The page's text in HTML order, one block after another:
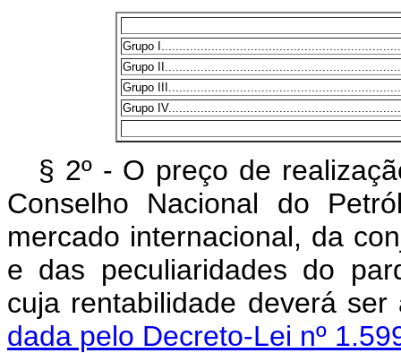
Grupo
Grupo
Grupo
Grupo
§ 2º - O preço de
Conselho Nacional do
mercado internacional, da
e das peculiaridades do
cuja rentabilidade
dada pelo Decreto-Lei nº